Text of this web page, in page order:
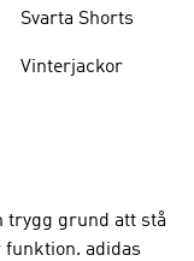
Svarta Shorts
Vinterjackor
trygg grund att stå
adidas